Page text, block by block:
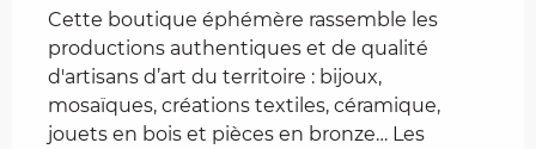
Cette boutique éphémère rassemble les
productions authentiques et de qualité
d'artisans d’art du territoire : bijoux,
mosaïques, créations textiles, céramique,
jouets en bois et pièces en bronze… Les